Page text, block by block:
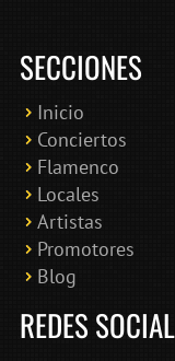
SECCIONES
Inicio
Conciertos
Flamenco
Locales
Artistas
Promotores
Blog
REDES